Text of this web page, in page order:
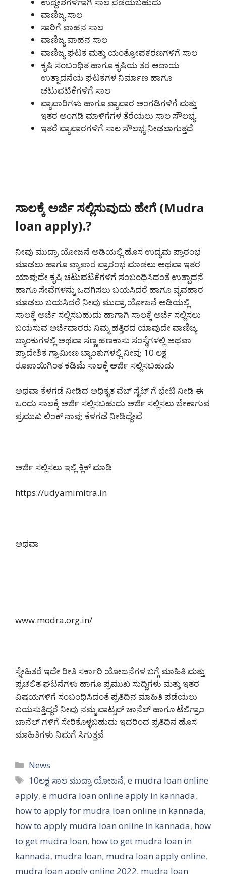
ವಾಣಿಜ್ಯ ಸಾಲ
ಸಾರಿಗೆ ವಾಹನ ಸಾಲ
ವಾಣಿಜ್ಯ ವಾಹನ ಸಾಲ
ವಾಣಿಜ್ಯ ಘಟಕ ಮತ್ತು ಯಂತ್ರೋಪಕರಣಗಳಿಗೆ ಸಾಲ
ಕೃಷಿ ಸಂಬಂಧಿತ ಹಾಗೂ ಕೃಷಿಯ ತರ ಆದಾಯ
ಉತ್ಪಾದನೆಯ ಘಟಕಗಳ ನಿರ್ಮಾಣ ಹಾಗೂ
ಚಟುವಟಿಕೆಗಳಿಗೆ ಸಾಲ
ವ್ಯಾಪಾರಿಗಳು ಹಾಗೂ ವ್ಯಾಪಾರ ಅಂಗಡಿಗಳಿಗೆ ಮತ್ತು
ಇತರ ಅಂಗಡಿ ಮಾಳಿಗೆಗಳ ತೆರೆಯಲು ಸಾಲ ಸೌಲಭ್ಯ
ಇತರೆ ವ್ಯಾಪಾರಗಳಿಗೆ ಸಾಲ ಸೌಲಭ್ಯ ನೀಡಲಾಗುತ್ತದೆ
ಸಾಲಕ್ಕೆ ಅರ್ಜಿ ಸಲ್ಲಿಸುವುದು ಹೇಗೆ (Mudra
loan apply).?
ನೀವು ಮುದ್ರಾ ಯೋಜನೆ ಅಡಿಯಲ್ಲಿ ಹೊಸ ಉದ್ಯಮ ಪ್ರಾರಂಭ
ಮಾಡಲು ಹಾಗೂ ವ್ಯಾಪಾರ ಪ್ರಾರಂಭ ಮಾಡಲು ಅಥವಾ ಇತರ
ಯಾವುದೇ ಕೃಷಿ ಚಟುವಟಿಕೆಗಳಿಗೆ ಸಂಬಂಧಿಸಿದಂತೆ ಉತ್ಪಾದನೆ
ಹಾಗೂ ಸೇವೆಗಳನ್ನು ಒದಗಿಸಲು ಬಯಸಿದರೆ ಹಾಗೂ ವ್ಯವಹಾರ
ಮಾಡಲು ಬಯಸಿದರೆ ನೀವು ಮುದ್ರಾ ಯೋಜನೆ ಅಡಿಯಲ್ಲಿ
ಸಾಲಕ್ಕೆ ಅರ್ಜಿ ಸಲ್ಲಿಸಬಹುದು ಹಾಗಾಗಿ ಸಾಲಕ್ಕೆ ಅರ್ಜಿ ಸಲ್ಲಿಸಲು
ಬಯಸುವ ಅರ್ಜಿದಾರರು ನಿಮ್ಮ ಹತ್ತಿರದ ಯಾವುದೇ ವಾಣಿಜ್ಯ
ಬ್ಯಾಂಕುಗಳಲ್ಲಿ ಅಥವಾ ಸಣ್ಣ ಹಣಕಾಸು ಸಂಸ್ಥೆಗಳಲ್ಲಿ ಅಥವಾ
ಪ್ರಾದೇಶಿಕ ಗ್ರಾಮೀಣ ಬ್ಯಾಂಕುಗಳಲ್ಲಿ ನೀವು 10 ಲಕ್ಷ
ರೂಪಾಯಿಗಿಂತ ಕಡಿಮೆ ಸಾಲಕ್ಕೆ ಅರ್ಜಿ ಸಲ್ಲಿಸಬಹುದು
ಅಥವಾ ಕೆಳಗಡೆ ನೀಡಿದ ಅಧಿಕೃತ ವೆಬ್ ಸೈಟ್ ಗೆ ಭೇಟಿ ನೀಡಿ ಈ
ಒಂದು ಸಾಲಕ್ಕೆ ಅರ್ಜಿ ಸಲ್ಲಿಸಬಹುದು ಅರ್ಜಿ ಸಲ್ಲಿಸಲು ಬೇಕಾಗುವ
ಪ್ರಮುಖ ಲಿಂಕ್ ನಾವು ಕೆಳಗಡೆ ನೀಡಿದ್ದೇವೆ
ಅರ್ಜಿ ಸಲ್ಲಿಸಲು ಇಲ್ಲಿ ಕ್ಲಿಕ್ ಮಾಡಿ
https://udyamimitra.in
ಅಥವಾ
www.modra.org.in/
ಸ್ನೇಹಿತರೆ ಇದೇ ರೀತಿ ಸರ್ಕಾರಿ ಯೋಜನೆಗಳ ಬಗ್ಗೆ ಮಾಹಿತಿ ಮತ್ತು
ಪ್ರಚಲಿತ ಘಟನೆಗಳು ಹಾಗೂ ಪ್ರಮುಖ ಸುದ್ದಿಗಳು ಮತ್ತು ಇತರ
ವಿಷಯಗಳಿಗೆ ಸಂಬಂಧಿಸಿದಂತೆ ಪ್ರತಿದಿನ ಮಾಹಿತಿ ಪಡೆಯಲು
ಬಯಸುತ್ತಿದ್ದರೆ ನೀವು ನಮ್ಮ ವಾಟ್ಸಪ್ ಚಾನೆಲ್ ಹಾಗೂ ಟೆಲಿಗ್ರಾಂ
ಚಾನೆಲ್ ಗಳಿಗೆ ಸೇರಿಕೊಳ್ಳಬಹುದು ಇದರಿಂದ ಪ್ರತಿದಿನ ಹೊಸ
ಮಾಹಿತಿಗಳು ನಿಮಗೆ ಸಿಗುತ್ತವೆ
Categories
News
Tags
10ಲಕ್ಷ ಸಾಲ ಮುದ್ರಾ ಯೋಜನೆ,e mudra loan online
apply, e mudra loan online apply in kannada,
how to apply for mudra loan online in kannada,
how to apply mudra loan online in kannada, how
to get mudra loan, how to get mudra loan in
kannada, mudra loan, mudra loan apply online,
mudra loan apply online 2022, mudra loan